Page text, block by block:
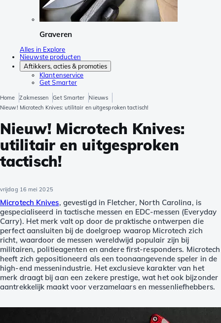
Graveren
Alles in Explore
Nieuwste producten
Aftikkers, acties & promoties
Klantenservice
Get Smarter
Home Zakmessen Get Smarter
Nieuws
Nieuw! Microtech Knives: utilitair en uitgesproken tactisch!
Nieuw! Microtech Knives:
utilitair en uitgesproken
tactisch!
vrijdag 16 mei 2025
Microtech Knives, gevestigd in Fletcher, North Carolina, is
gespecialiseerd in tactische messen en EDC-messen (Everyday
Carry). Het merk valt op door de praktische ontwerpen die
perfect aansluiten bij de doelgroep waarop Microtech zich
richt, waardoor de messen wereldwijd populair zijn bij
militairen, politieagenten en andere first-responders. Microtech
heeft zich gepositioneerd als een toonaangevende speler in de
high-end messenindustrie. Het exclusieve karakter van het
merk draagt bij aan een zekere prestige, wat het ook bijzonder
aantrekkelijk maakt voor verzamelaars en messenliefhebbers.